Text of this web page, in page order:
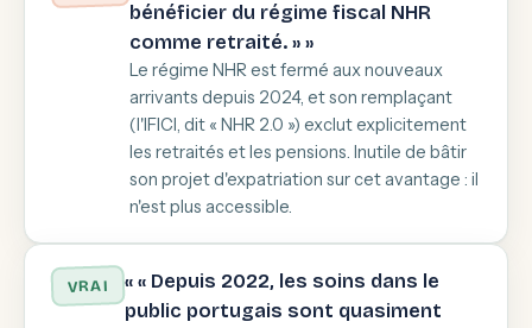
bénéficier du régime fiscal NHR
comme retraité. » »
Le régime NHR est fermé aux nouveaux
arrivants depuis 2024, et son remplaçant
(l'IFICI, dit « NHR 2.0 ») exclut explicitement
les retraités et les pensions. Inutile de bâtir
son projet d'expatriation sur cet avantage : il
n'est plus accessible.
VRAI
« « Depuis 2022, les soins dans le
public portugais sont quasiment